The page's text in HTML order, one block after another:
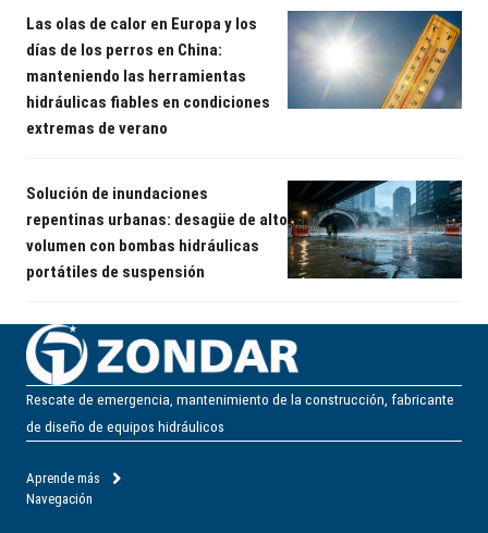
Las olas de calor en Europa y los
días de los perros en China:
manteniendo las herramientas
hidráulicas fiables en condiciones
extremas de verano
Solución de inundaciones
repentinas urbanas: desagüe de alto
volumen con bombas hidráulicas
portátiles de suspensión
Rescate de emergencia, mantenimiento de la construcción, fabricante
de diseño de equipos hidráulicos
Aprende más
Navegación